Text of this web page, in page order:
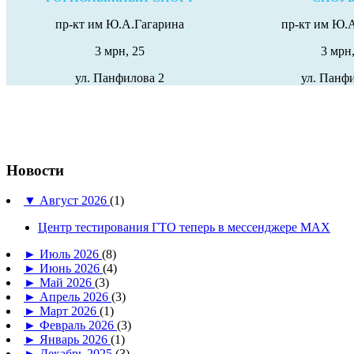
пр-кт им Ю.А.Гагарина
3 мрн, 25
ул. Панфилова 2
пр-кт им
3
ул.
Новости
▼ Август 2026 (1)
Центр тестирования ГТО теперь в мессенджере MAX
► Июль 2026 (8)
► Июнь 2026 (4)
► Май 2026 (3)
► Апрель 2026 (3)
► Март 2026 (1)
► Февраль 2026 (3)
► Январь 2026 (1)